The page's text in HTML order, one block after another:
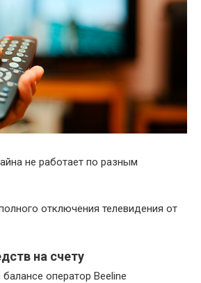
не работает по разным
отключения телевидения от
на счету
оператор Beeline